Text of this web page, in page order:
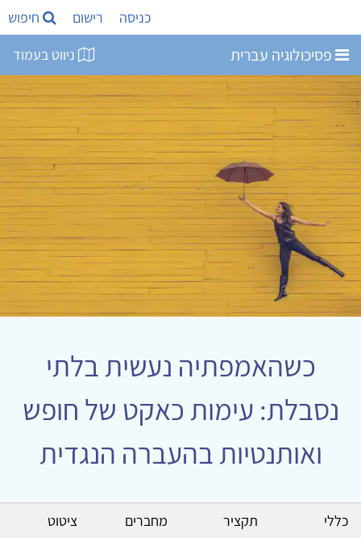
כניסה רישום חיפוש
פסיכולוגיה עברית ניווט בעמוד
כשהאמפתיה נעשית בלתי
נסבלת: עימות כאקט של חופש
ואותנטיות בהעברה הנגדית
כללי תקציר מחברים ציטוט